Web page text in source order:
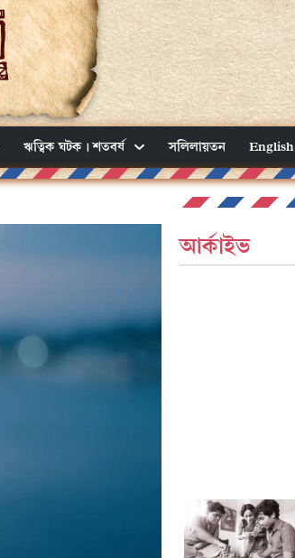
ঋত্বিক ঘটক। শতবর্ষ সলিলায়তন English
আর্কাইভ